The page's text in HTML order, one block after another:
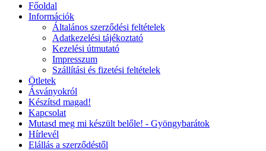
Főoldal
Információk
Általános szerződési feltételek
Adatkezelési tájékoztató
Kezelési útmutató
Impresszum
Szállítási és fizetési feltételek
Ötletek
Ásványokról
Készítsd magad!
Kapcsolat
Mutasd meg mi készült belőle! - Gyöngybarátok
Hírlevél
Elállás a szerződéstől